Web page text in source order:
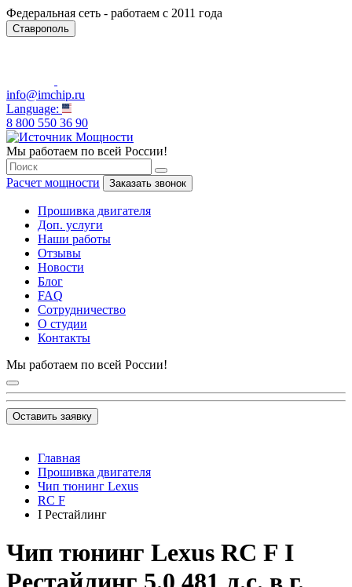
Федеральная сеть - работаем с 2011 года
Ставрополь
info@imchip.ru
Language:
8 800 550 36 90
Мы работаем по всей России!
Расчет мощности Заказать звонок
Прошивка двигателя
Доп. услуги
Наши работы
Отзывы
Новости
Блог
FAQ
Сотрудничество
О студии
Контакты
Мы работаем по всей России!
Оставить заявку
Главная
Прошивка двигателя
Чип тюнинг Lexus
RC F
I Рестайлинг
Чип тюнинг Lexus RC F I